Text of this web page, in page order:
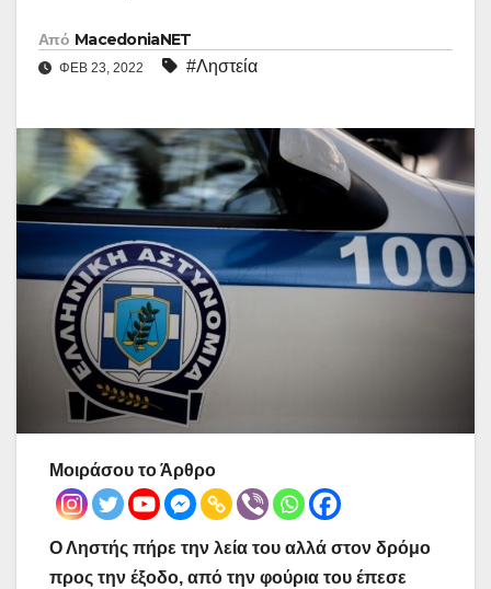
Από MacedoniaNET
ΦΕΒ 23, 2022 #Ληστεία
Μοιράσου το Άρθρο
Ο Ληστής πήρε την λεία του αλλά στον δρόμο
προς την έξοδο, από την φούρια του έπεσε